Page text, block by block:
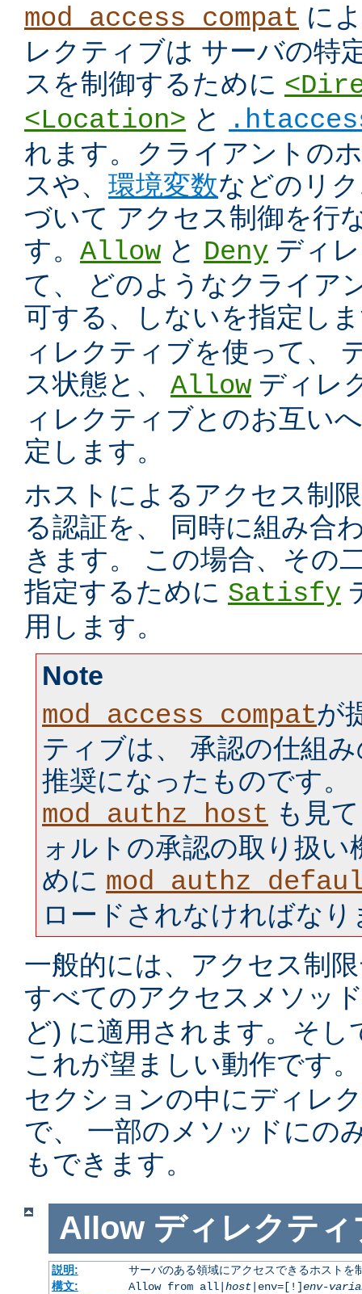
mod_access_compat に
レクティブは サーバの特
スを制御するために
<Location> と
れます。クライアントの
スや、 環境変数などのリ
づいて アクセス制御を行
す。 Allow と Deny ディ
て、 どのようなクライア
可する、しないを指定し
ィレクティブを使って、
ス状態と、 Allow ディレ
ィレクティブとのお互い
定します。
ホストによるアクセス制
る認証を、 同時に組み合
きます。 この場合、その
指定するために Satisfy
用します。
Note
mod_access_compatが
ティブは、 承認の仕組
推奨になったものです。
mod_authz_host も見
ォルトの承認の取り扱
めに
ロードされなければなり
一般的には、アクセス制
すべてのアクセスメソッ
ど) に適用されます。そ
これが望ましい動作です
セクションの中にディレ
で、 一部のメソッドにの
もできます。
Allow ディレクティ
説明:
サーバのある領域にアクセスできるホストを
構文:
Allow from all| host|env=[!]env-